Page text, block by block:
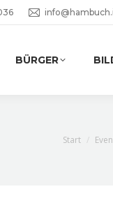
BÜRGER
Sie
Start